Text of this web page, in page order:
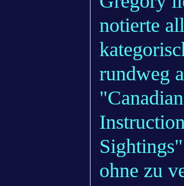
notierte
rundweg
ohne zu